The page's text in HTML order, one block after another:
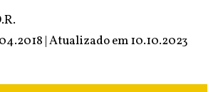
| Atualizado em10.10.2023